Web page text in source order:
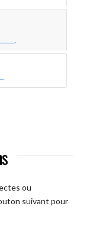
ou
suivant pour